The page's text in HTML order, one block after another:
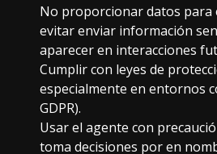
No proporcionar datos para
evitar enviar información
aparecer en interacciones
Cumplir con leyes de
especialmente en entornos
GDPR).
Usar el agente con
toma decisiones por en